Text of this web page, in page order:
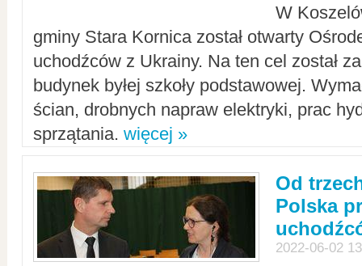
W
gminy Stara Kornica został otwarty
uchodźców z Ukrainy. Na ten cel został
budynek byłej szkoły podstawowej.
ścian, drobnych napraw elektryki, prac
sprzątania. więcej »
Od
Polska
2022-06-02